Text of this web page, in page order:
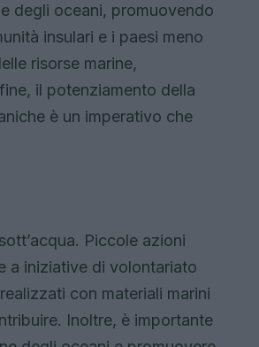
degli oceani, promuovendo
insulari e i paesi meno
risorse marine,
il potenziamento della
è un imperativo che
Piccole azioni
a iniziative di volontariato
con materiali marini
Inoltre, è importante